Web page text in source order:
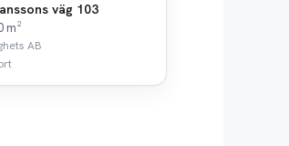
väg 103
m²
AB